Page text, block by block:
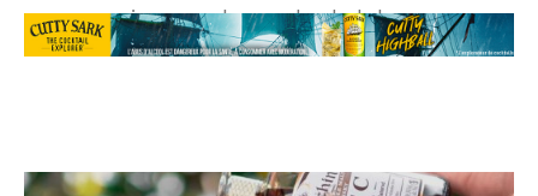
jeune, avec humour dans le shaker.